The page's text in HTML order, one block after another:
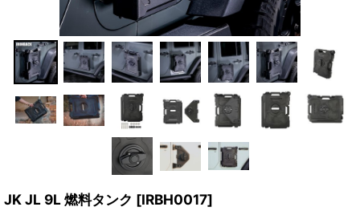
JK JL 9L 燃料タンク [IRBH0017]